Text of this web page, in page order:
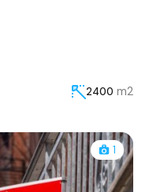
2400 m2
1